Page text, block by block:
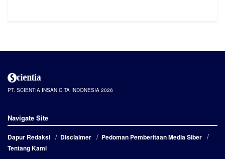
PT. SCIENTIA INSAN CITA INDONESIA 2026
Navigate Site
Dapur Redaksi Disclaimer
Pedoman Pemberitaan Media Siber
Tentang Kami